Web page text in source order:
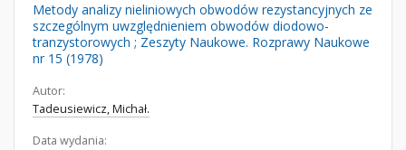
Metody analizy nieliniowych obwodów rezystancyjnych ze
szczególnym uwzględnieniem obwodów diodowo-
tranzystorowych ; Zeszyty Naukowe. Rozprawy Naukowe
nr 15 (1978)
Autor:
Tadeusiewicz, Michał.
Data wydania: